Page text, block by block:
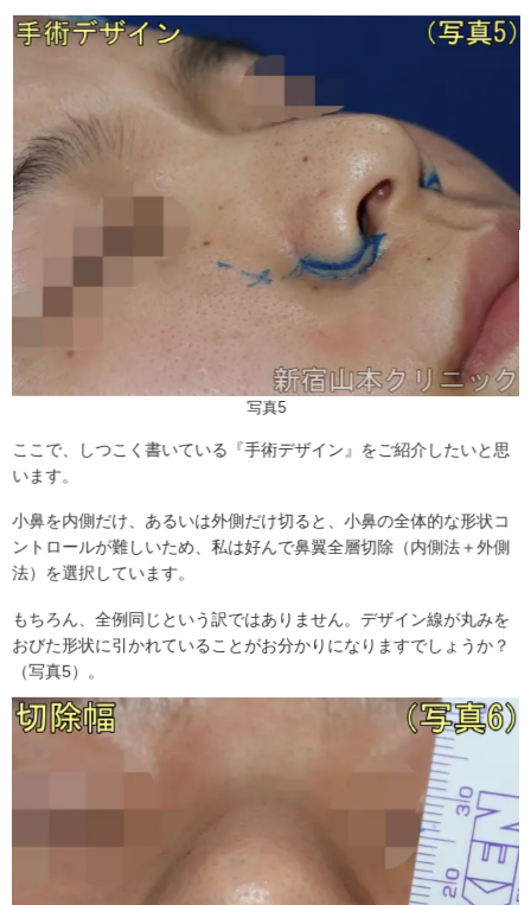
写真5
ここで、しつこく書いている『手術デザイン』をご紹介したいと思
います。
小鼻を内側だけ、あるいは外側だけ切ると、小鼻の全体的な形状コ
ントロールが難しいため、私は好んで鼻翼全層切除（内側法＋外側
法）を選択しています。
もちろん、全例同じという訳ではありません。デザイン線が丸みを
おびた形状に引かれていることがお分かりになりますでしょうか？
（写真5）。